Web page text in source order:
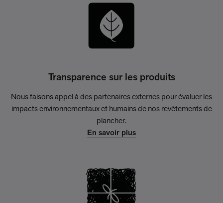
Transparence sur les produits
Nous faisons appel à des partenaires externes pour évaluer les
impacts environnementaux et humains de nos revêtements de
plancher.
En savoir plus